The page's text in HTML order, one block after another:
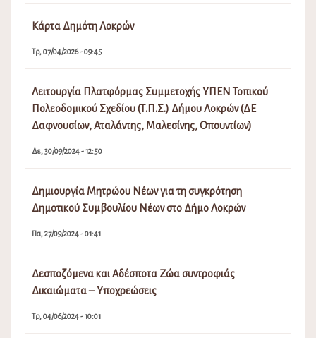
Κάρτα Δημότη Λοκρών
Τρ, 07/04/2026 - 09:45
Λειτουργία Πλατφόρμας Συμμετοχής ΥΠΕΝ Τοπικού
Πολεοδομικού Σχεδίου (Τ.Π.Σ.) Δήμου Λοκρών (ΔΕ
Δαφνουσίων, Αταλάντης, Μαλεσίνης, Οπουντίων)
Δε, 30/09/2024 - 12:50
Δημιουργία Μητρώου Νέων για τη συγκρότηση
Δημοτικού Συμβουλίου Νέων στο Δήμο Λοκρών
Πα, 27/09/2024 - 01:41
Δεσποζόμενα και Αδέσποτα Ζώα συντροφιάς
Δικαιώματα – Υποχρεώσεις
Τρ, 04/06/2024 - 10:01